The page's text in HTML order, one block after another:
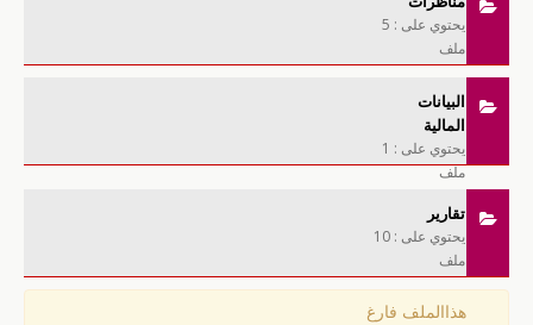
يحتوي على : 5
ملف
البيانات
المالية
يحتوي على : 1
ملف
تقارير
يحتوي على : 10
ملف
هذاالملف فارغ